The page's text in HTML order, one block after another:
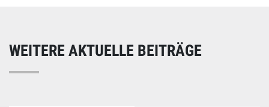
WEITERE AKTUELLE BEITRÄGE